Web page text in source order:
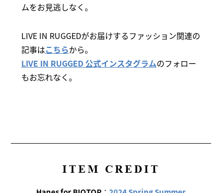
ムをお見逃しなく。
LIVE IN RUGGEDがお届けするファッション関連の
記事はこちらから。
LIVE IN RUGGED 公式インスタグラムのフォロー
もお忘れなく。
ITEM CREDIT